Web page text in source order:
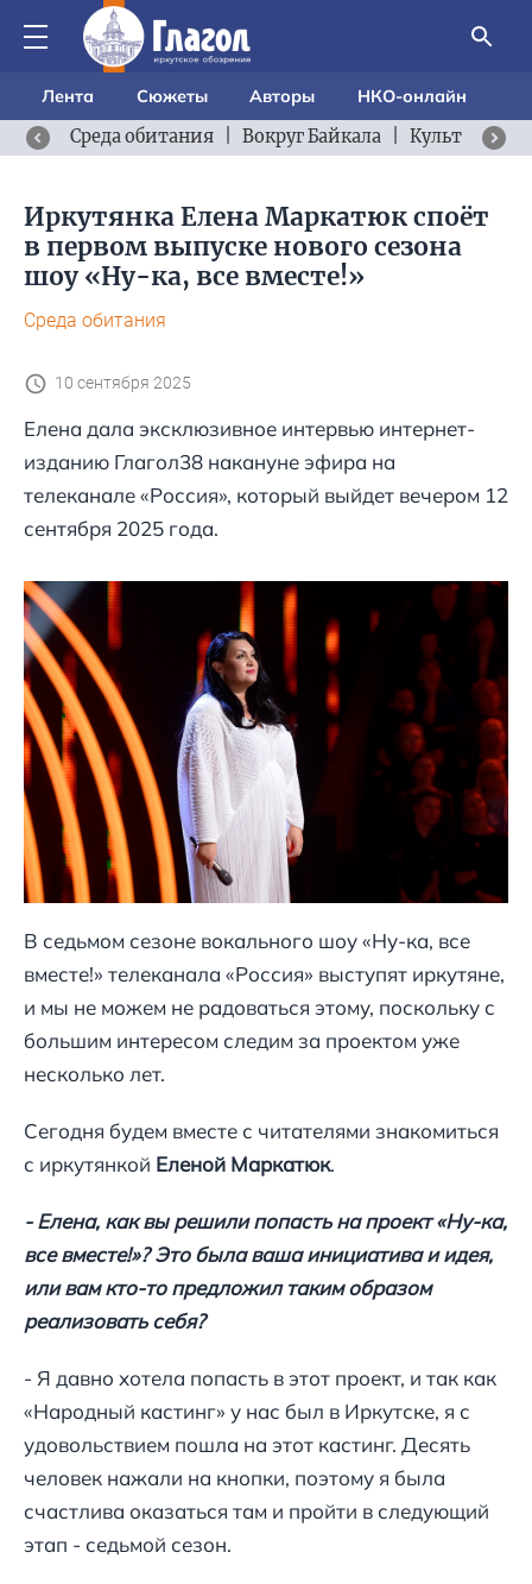
Лента Сюжеты Авторы
НКО-онлайн
Среда обитания
Вокруг Байкала Культурный
Иркутянка Елена Маркатюк споёт
в первом выпуске нового сезона
шоу «Ну-ка, все вместе!»
Среда обитания
10 сентября 2025
Елена дала эксклюзивное интервью интернет-
изданию Глагол38 накануне эфира на
телеканале «Россия», который выйдет вечером 12
сентября 2025 года.
В седьмом сезоне вокального шоу «Ну-ка, все
вместе!» телеканала «Россия» выступят иркутяне,
и мы не можем не радоваться этому, поскольку с
большим интересом следим за проектом уже
несколько лет.
Сегодня будем вместе с читателями знакомиться
с иркутянкой Еленой Маркатюк.
- Елена, как вы решили попасть на проект «Ну-ка,
все вместе!»? Это была ваша инициатива и идея,
или вам кто-то предложил таким образом
реализовать себя?
- Я давно хотела попасть в этот проект, и так как
«Народный кастинг» у нас был в Иркутске, я с
удовольствием пошла на этот кастинг. Десять
человек нажали на кнопки, поэтому я была
счастлива оказаться там и пройти в следующий
этап - седьмой сезон.